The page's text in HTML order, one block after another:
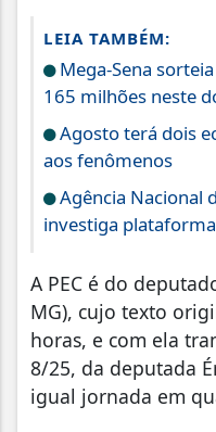
LEIA TAMBÉM:
Mega-Sena
165 milhões neste
Agosto terá dois
aos fenômenos
Agência Nacional
investiga
A PEC é do
MG), cujo texto
horas, e com ela
8/25, da deputada
igual jornada em